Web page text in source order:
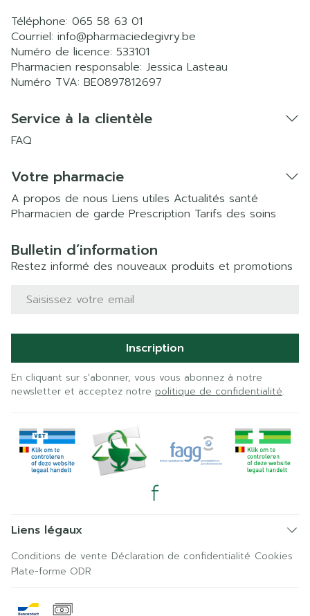
Téléphone: 065 58 63 01
Courriel: info@pharmaciedegivry.be
Numéro de licence: 533101
Pharmacien responsable: Jessica Lasteau
Numéro TVA: BE0897812697
Service à la clientèle
FAQ
Votre pharmacie
A propos de nous Liens utiles Actualités santé
Pharmacien de garde Prescription Tarifs des soins
Bulletin d’information
Restez informé des nouveaux produits et promotions
Adresse mail
Inscription
En cliquant sur s'abonner, vous vous abonnez à notre
newsletter et acceptez notre politique de confidentialité.
Liens légaux
Conditions de vente Déclaration de confidentialité Cookies
Plate-forme ODR